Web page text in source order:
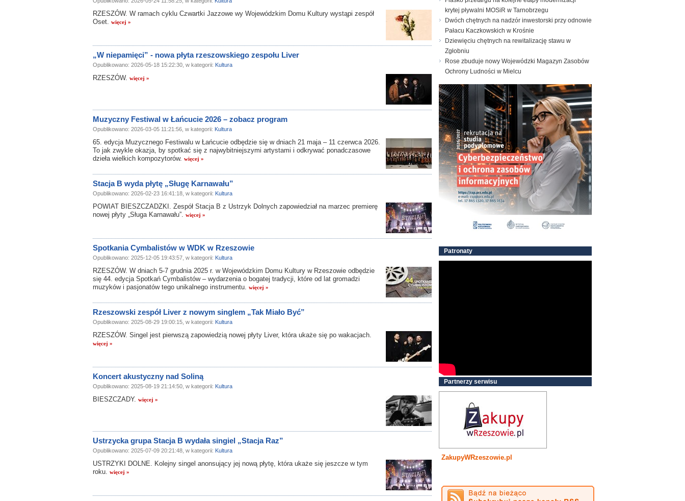
RZESZÓW. W ramach cyklu Czwartki Jazzowe wy Wojewódzkim Domu Kultury wystąpi zespół
Oset. więcej »
„W niepamięci” - nowa płyta rzeszowskiego zespołu Liver
Opublikowano: 2026-05-18 15:22:30, w kategorii: Kultura
RZESZÓW. więcej »
Muzyczny Festiwal w Łańcucie 2026 – zobacz program
Opublikowano: 2026-03-05 11:21:56, w kategorii: Kultura
65. edycja Muzycznego Festiwalu w Łańcucie odbędzie się w dniach 21 maja – 11 czerwca 2026.
To jak zwykle okazja, by spotkać się z najwybitniejszymi artystami i odkrywać ponadczasowe
dzieła wielkich kompozytorów. więcej »
Stacja B wyda płytę „Sługę Karnawału”
Opublikowano: 2026-02-23 16:41:18, w kategorii: Kultura
POWIAT BIESZCZADZKI. Zespół Stacja B z Ustrzyk Dolnych zapowiedział na marzec premierę
nowej płyty „Sługa Karnawału”. więcej »
Spotkania Cymbalistów w WDK w Rzeszowie
Opublikowano: 2025-12-05 19:43:57, w kategorii: Kultura
RZESZÓW. W dniach 5-7 grudnia 2025 r. w Wojewódzkim Domu Kultury w Rzeszowie odbędzie
się 44. edycja Spotkań Cymbalistów – wydarzenia o bogatej tradycji, które od lat gromadzi
muzyków i pasjonatów tego unikalnego instrumentu. więcej »
Rzeszowski zespół Liver z nowym singlem „Tak Miało Być”
Opublikowano: 2025-08-29 19:00:15, w kategorii: Kultura
RZESZÓW. Singel jest pierwszą zapowiedzią nowej płyty Liver, która ukaże się po wakacjach.
więcej »
Koncert akustyczny nad Soliną
Opublikowano: 2025-08-19 21:14:50, w kategorii: Kultura
BIESZCZADY. więcej »
Ustrzycka grupa Stacja B wydała singiel „Stacja Raz”
Opublikowano: 2025-07-09 20:21:48, w kategorii: Kultura
USTRZYKI DOLNE. Kolejny singel anonsujący jej nową płytę, która ukaże się jeszcze w tym
roku. więcej »
krytej pływalni MOSiR w Tarnobrzegu
Dwóch chętnych na nadzór inwestorski przy odnowie
Pałacu Kaczkowskich w Krośnie
Dziewięciu chętnych na rewitalizację stawu w
Zgłobniu
Rose zbuduje nowy Wojewódzki Magazyn Zasobów
Ochrony Ludności w Mielcu
Patronaty
Partnerzy serwisu
ZakupyWRzeszowie.pl